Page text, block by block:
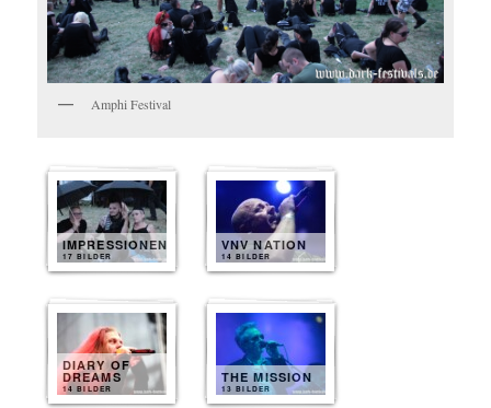
Amphi Festival
IMPRESSIONEN
17 BILDER
VNV NATION
14 BILDER
DIARY OF
DREAMS
14 BILDER
THE MISSION
13 BILDER